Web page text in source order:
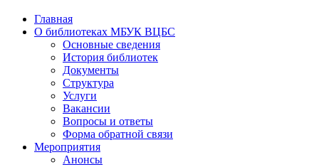
Главная
О библиотеках МБУК ВЦБС
Основные сведения
История библиотек
Документы
Структура
Услуги
Вакансии
Вопросы и ответы
Форма обратной связи
Мероприятия
Анонсы